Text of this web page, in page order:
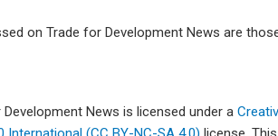
on Trade for Development News are
News is licensed under a